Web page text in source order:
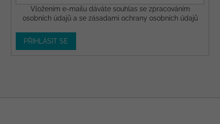
Vložením e-mailu dáváte souhlas se zpracováním
osobních údajů a se zásadami ochrany osobních údajů
PŘIHLÁSIT SE